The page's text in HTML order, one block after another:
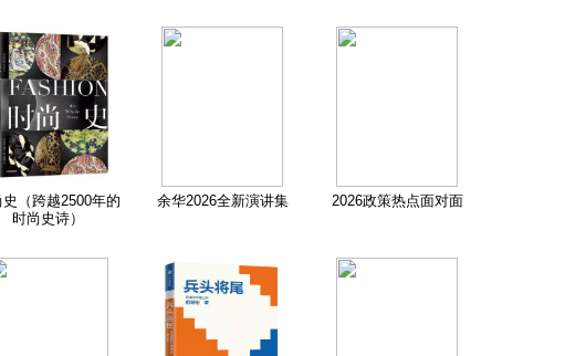
史（跨越2500年的
时尚史诗）
余华2026全新演讲集 2026政策热点面对面